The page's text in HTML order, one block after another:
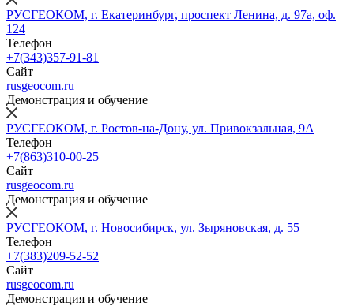
РУСГЕОКОМ, г. Екатеринбург, проспект Ленина, д. 97а, оф.
124
Телефон
+7(343)357-91-81
Сайт
rusgeocom.ru
Демонстрация и обучение
РУСГЕОКОМ, г. Ростов-на-Дону, ул. Привокзальная, 9А
Телефон
+7(863)310-00-25
Сайт
rusgeocom.ru
Демонстрация и обучение
РУСГЕОКОМ, г. Новосибирск, ул. Зыряновская, д. 55
Телефон
+7(383)209-52-52
Сайт
rusgeocom.ru
Демонстрация и обучение